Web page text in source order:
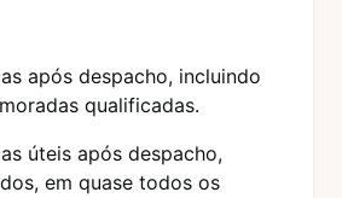
após despacho, incluindo
qualificadas.
úteis após despacho,
em quase todos os